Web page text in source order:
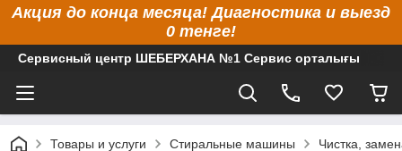
Акция до конца месяца! Диагностика и выезд
0 тенге!
Сервисный центр ШЕБЕРХАНА №1 Сервис орталығы
Товары и услуги Стиральные машины Чистка,